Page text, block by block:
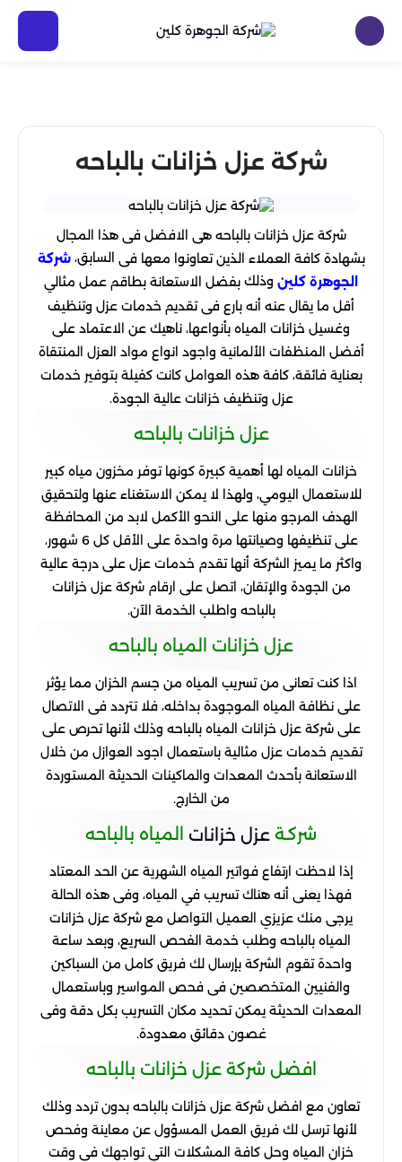
شركة عزل خزانات بالباحه
شركة عزل خزانات بالباحه هى الافضل فى هذا المجال
بشهادة كافة العملاء الذين تعاونوا معها فى السابق،شركة
الجوهرة كلين وذلك بفضل الاستعانة بطاقم عمل مثالي
أقل ما يقال عنه أنه بارع فى تقديم خدمات عزل وتنظيف
وغسيل خزانات المياه بأنواعها، ناهيك عن الاعتماد على
أفضل المنظفات الألمانية واجود انواع مواد العزل المنتقاة
بعناية فائقة، كافة هذه العوامل كانت كفيلة بتوفير خدمات
عزل وتنظيف خزانات عالية الجودة.
عزل خزانات بالباحه
خزانات المياه لها أهمية كبيرة كونها توفر مخزون مياه كبير
للاستعمال اليومي، ولهذا لا يمكن الاستغناء عنها ولتحقيق
الهدف المرجو منها على النحو الأكمل لابد من المحافظة
على تنظيفها وصيانتها مرة واحدة على الأقل كل 6
شهور،
واكثر ما يميز الشركة أنها تقدم خدمات عزل على درجة عالية
من الجودة والإتقان، اتصل على ارقام شركة عزل خزانات
بالباحه واطلب الخدمة الآن.
عزل خزانات المياه بالباحه
اذا كنت تعانى من تسريب المياه من جسم الخزان مما يؤثر
على نظافة المياه الموجودة بداخله، فلا تتردد فى الاتصال
على شركة عزل خزانات المياه بالباحه وذلك لأنها تحرص على
تقديم خدمات عزل مثالية باستعمال اجود العوازل من خلال
الاستعانة بأحدث المعدات والماكينات الحديثة المستوردة
من الخارج.
شركـة عزل خزانات المياه بالباحه
إذا لاحظت ارتفاع فواتير المياه الشهرية عن الحد المعتاد
فهذا يعنى أنه هناك تسريب في المياه، وفى هذه الحالة
يرجى منك عزيزي العميل التواصل مع شركة عزل خزانات
المياه بالباحه وطلب خدمة الفحص السريع، وبعد ساعة
واحدة تقوم الشركة بإرسال لك فريق كامل من السباكين
والفنيين المتخصصين فى فحص المواسير وباستعمال
المعدات الحديثة يمكن تحديد مكان التسريب بكل دقة وفى
غصون دقائق معدودة.
افضل شركة عزل خزانات بالباحه
تعاون مع افضل شركة عزل خزانات بالباحه بدون تردد وذلك
لأنها ترسل لك فريق العمل المسؤول عن معاينة وفحص
خزان المياه وحل كافة المشكلات التي تواجهك فى وقت